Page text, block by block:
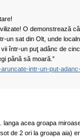
O demonstrează
un sat din Olt, unde
într-un puţ adânc de
până să moară.”
intr-un-put-
acea groapa
de 2 ori la groapa aia)